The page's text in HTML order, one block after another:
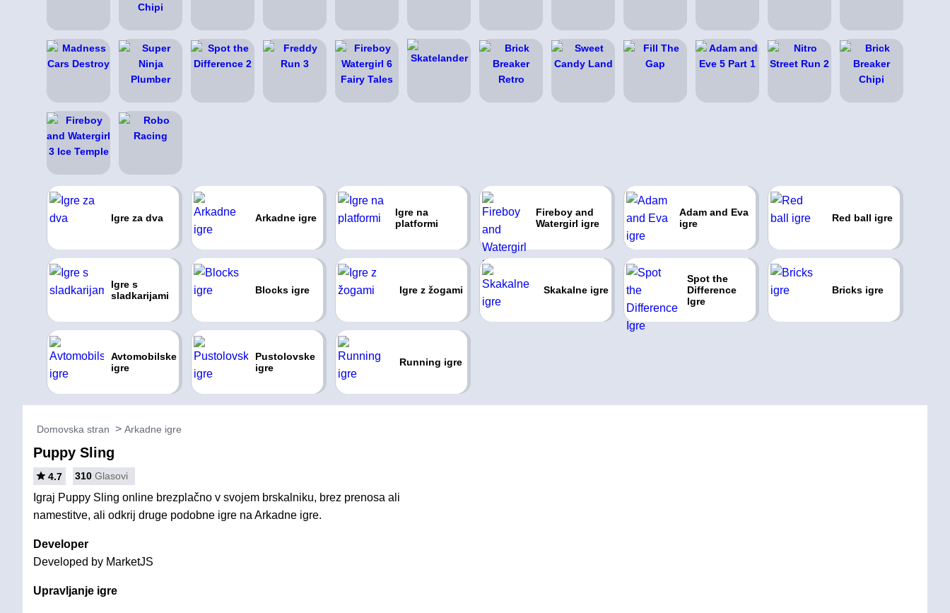
Igre za dva Arkadne igre
Igre na
platformi
Fireboy and
Watergirl igre
Adam and Eva
igre
Red ball igre
Igre s
sladkarijami
Blocks igre Igre z žogami Skakalne igre
Spot the
Difference
Igre
Bricks igre
Avtomobilske
igre
Pustolovske
igre
Running igre
Domovska stran Arkadne igre
Puppy Sling
4.7 310 Glasovi
Igraj Puppy Sling online brezplačno v svojem brskalniku, brez prenosa ali
namestitve, ali odkrij druge podobne igre na Arkadne igre.
Developer
Developed by MarketJS
Upravljanje igre